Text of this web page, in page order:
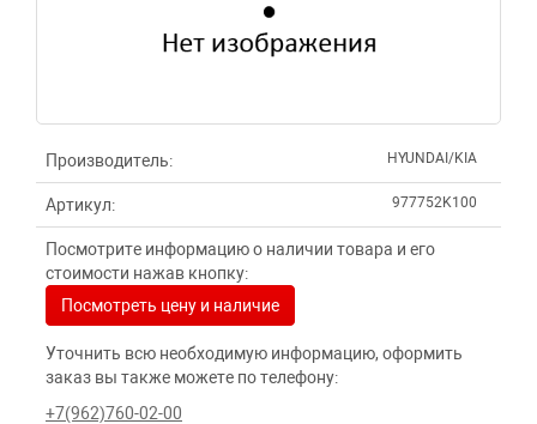
Производитель: HYUNDAI/KIA
Артикул: 977752K100
Посмотрите информацию о наличии товара и его
стоимости нажав кнопку:
Посмотреть цену и наличие
Уточнить всю необходимую информацию, оформить
заказ вы также можете по телефону:
+7(962)760-02-00